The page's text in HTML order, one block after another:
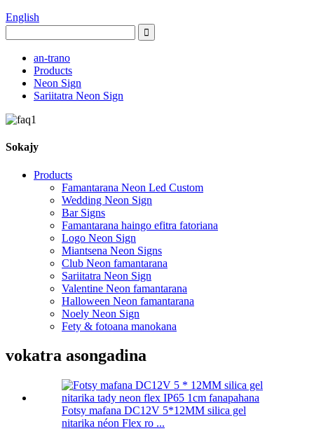
English
an-trano
Products
Neon Sign
Sariitatra Neon Sign
Sokajy
Products
Famantarana Neon Led Custom
Wedding Neon Sign
Bar Signs
Famantarana haingo efitra fatoriana
Logo Neon Sign
Miantsena Neon Signs
Club Neon famantarana
Sariitatra Neon Sign
Valentine Neon famantarana
Halloween Neon famantarana
Noely Neon Sign
Fety & fotoana manokana
vokatra asongadina
Fotsy mafana DC12V 5*12MM silica gel
nitarika néon Flex ro ...